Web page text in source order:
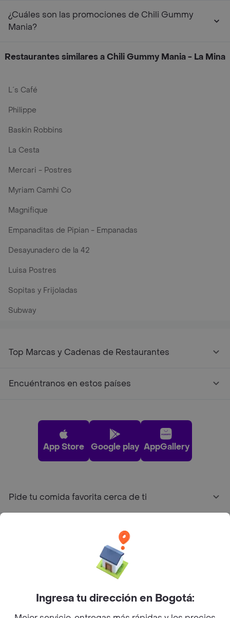
¿Cuáles son las promociones de Chili Gummy
Mania?
Restaurantes similares a Chili Gummy Mania - La Mina
L´s Café
Philippe
Baskin Robbins
La Cesta
Mercari - Postres
Myriam Camhi Co
Magnifique
Empanaditas de Pipian - Empanadas
Desayunadero de la 42
Luisa Postres
Sopitas y Frijoladas
Subway
Top Marcas y Cadenas de Restaurantes
Encuéntranos en estos países
App Store Google play AppGallery
Pide tu comida favorita cerca de ti
Ingresa tu dirección en Bogotá: